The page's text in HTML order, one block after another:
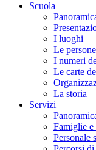
Scuola
I luoghi
Le persone
I numeri
Le carte
La storia
Servizi
Famiglie e
Personale